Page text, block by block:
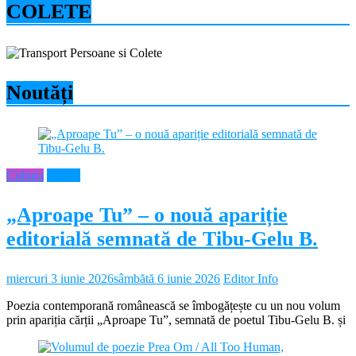
COLETE
Noutăți
Cultura
„Aproape Tu” – o nouă apariție
editorială semnată de Tibu-Gelu B.
miercuri 3 iunie 2026sâmbătă 6 iunie 2026 Editor Info
Poezia contemporană românească se îmbogățește cu un nou volum
prin apariția cărții „Aproape Tu”, semnată de poetul Tibu-Gelu B. și